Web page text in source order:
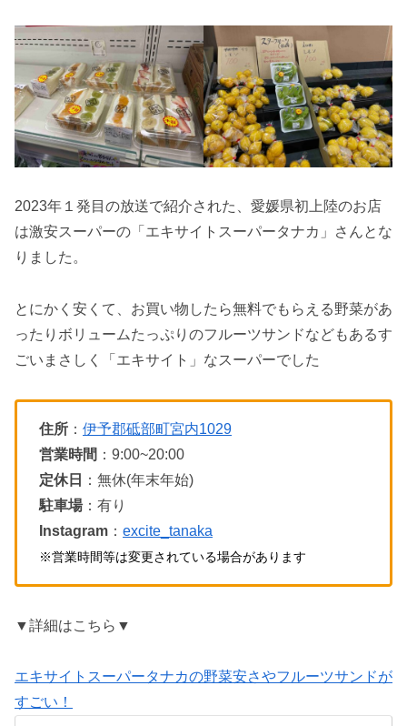
2023年１発目の放送で紹介された、愛媛県初上陸のお店
は激安スーパーの「エキサイトスーパータナカ」さんとな
りました。
とにかく安くて、お買い物したら無料でもらえる野菜があ
ったりボリュームたっぷりのフルーツサンドなどもあるす
ごいまさしく「エキサイト」なスーパーでした
住所 ： 伊予郡砥部町宮内1029
営業時間 ：9:00~20:00
定休日
：無休(年末年始)
駐車場：有り
Instagram ： excite_tanaka
※営業時間等は変更されている場合があります
▼詳細はこちら▼
エキサイトスーパータナカの野菜安さやフルーツサンドが
すごい！